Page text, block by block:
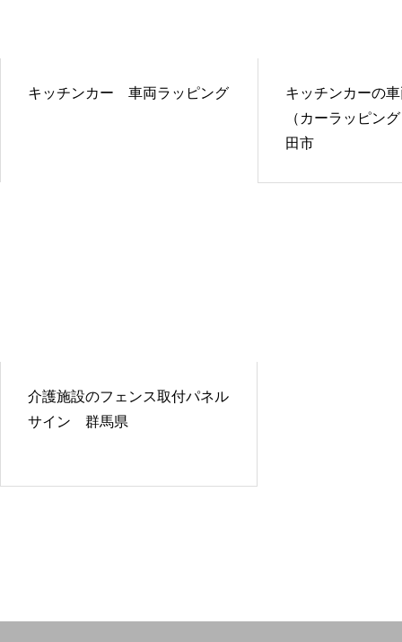
キッチンカー 車両ラッピング
キッチンカーの
（カーラッピン
田市
介護施設のフェンス取付パネル
サイン 群馬県